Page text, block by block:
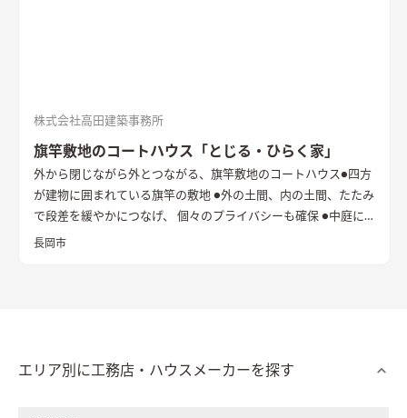
株式会社高田建築事務所
旗竿敷地のコートハウス「とじる・ひらく家」
外から閉じながら外とつながる、旗竿敷地のコートハウス●四方
が建物に囲まれている旗竿の敷地 ●外の土間、内の土間、たたみ
で段差を緩やかにつなげ、 個々のプライバシーも確保 ●中庭に
立てた純白の壁は、光と風を拡散し内へと届ける
長岡市
エリア別に工務店・ハウスメーカーを探す